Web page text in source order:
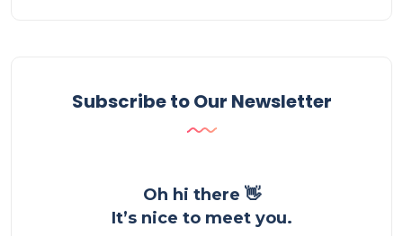
Subscribe to Our Newsletter
Oh hi there 👋
It’s nice to meet you.